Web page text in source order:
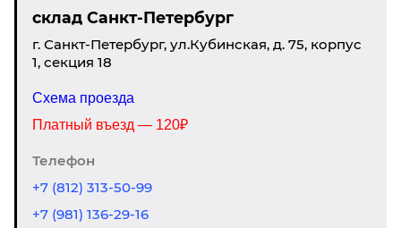
склад Санкт-Петербург
г. Санкт-Петербург, ул.Кубинская, д. 75, корпус
1, секция 18
Схема проезда
Платный въезд — 120₽
Телефон
+7 (812) 313-50-99
+7 (981) 136-29-16